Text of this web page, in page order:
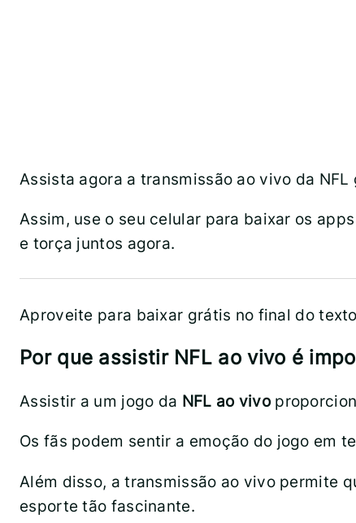
Assista agora a transmissão ao vivo da
Assim, use o seu celular para baixar os
e torça juntos agora.
Aproveite para baixar grátis no final do
Por que assistir NFL ao vivo é
Assistir a um jogo da NFL ao vivo
Os fãs podem sentir a emoção do jogo em
Além disso, a transmissão ao vivo permite
esporte tão fascinante.